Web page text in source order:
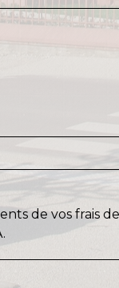
de vos frais